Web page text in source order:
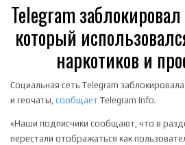
Telegram заблокировал
который
наркотиков и
Социальная сеть Telegram
и геочаты, сообщает Telegram Info.
«Наши подписчики сообщают, что в
перестали отображаться как